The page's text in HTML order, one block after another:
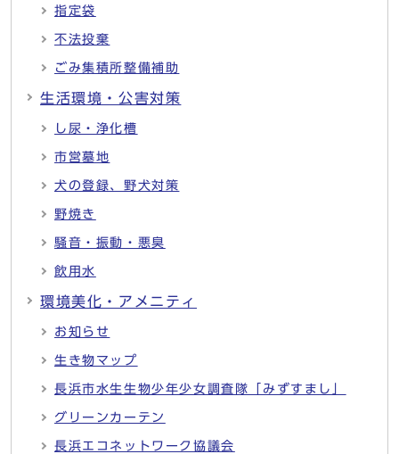
指定袋
不法投棄
ごみ集積所整備補助
生活環境・公害対策
し尿・浄化槽
市営墓地
犬の登録、野犬対策
野焼き
騒音・振動・悪臭
飲用水
環境美化・アメニティ
お知らせ
生き物マップ
長浜市水生生物少年少女調査隊「みずすまし」
グリーンカーテン
長浜エコネットワーク協議会